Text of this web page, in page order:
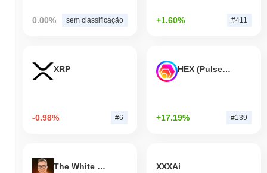
0.00% sem classificação +1.60% #411
XRP
-0.98% #6
HEX (Pulsechain)
+17.19% #139
The White Bull XXXAi